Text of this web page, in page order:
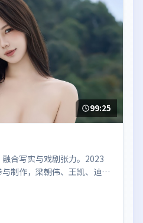
99:25
合写实与戏剧张力。2023
制作，梁朝伟、王凯、迪丽
影像风格统一，配乐与剪辑